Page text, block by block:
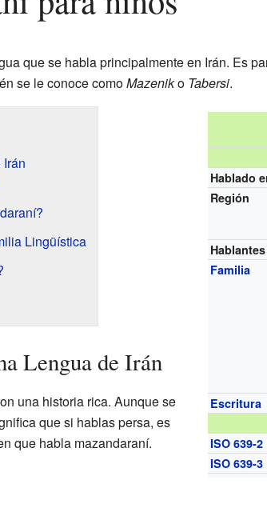
que se habla principalmente en Irán. Es
se le conoce comoMazeniko Tabersi.
Hablado
Región
Hablantes
Familia
Escritura
ISO 639-2
ISO 639-3
Lingüística
Lengua de Irán
una historia rica. Aunque se
que si hablas persa, es
que habla mazandaraní.